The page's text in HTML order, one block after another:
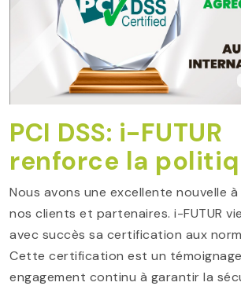
PCI DSS: i-FUTUR
renforce la
Nous avons une excellente nouvelle
nos clients et partenaires. i-FUTUR
avec succès sa certification aux
Cette certification est un
engagement continu à garantir la